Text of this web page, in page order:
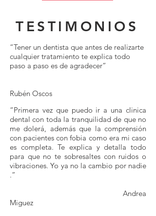
TESTIMONIOS
“Tener un dentista que antes de realizarte
cualquier tratamiento te explica todo
paso a paso es de agradecer”
Rubén Oscos
“Primera vez que puedo ir a una clinica
dental con toda la tranquilidad de que no
me dolerá, además que la comprensión
con pacientes con fobia como era mi caso
es completa. Te explica y detalla todo
para que no te sobresaltes con ruidos o
vibraciones. Yo ya no la cambio por nadie
.”
Andrea
Miguez